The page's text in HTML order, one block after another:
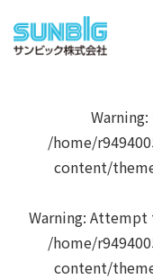
Warning:
/home/
content/
Warning: Attempt
/home/
content/